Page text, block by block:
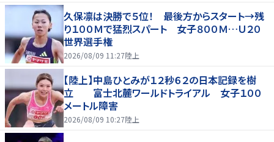
久保凛は決勝で５位！ 最後方からスタート→残
り１００Ｍで猛烈スパート 女子８００Ｍ…Ｕ２０
世界選手権
2026/08/09 11:27陸上
【陸上】中島ひとみが１２秒６２の日本記録を樹
立 富士北麓ワールドトライアル 女子１００
メートル障害
2026/08/09 10:27陸上